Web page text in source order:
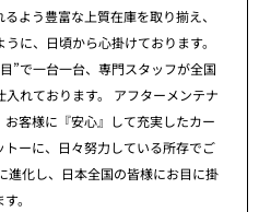
よう豊富な上質在庫を取り揃え、
に、日頃から心掛けております。
”で一台一台、専門スタッフが全国
れております。 アフターメンテナ
客様に『安心』して充実したカー
ーに、日々努力している所存でご
進化し、日本全国の皆様にお目に掛
。